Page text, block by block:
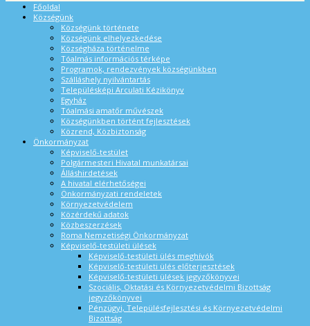
Főoldal
Községünk
Községünk története
Községünk elhelyezkedése
Községháza történelme
Tóalmás információs térképe
Programok, rendezvények községünkben
Szálláshely nyilvántartás
Településképi Arculati Kézikönyv
Egyház
Tóalmási amatőr művészek
Községünkben történt fejlesztések
Közrend, Közbiztonság
Önkormányzat
Képviselő-testület
Polgármesteri Hivatal munkatársai
Álláshirdetések
A hivatal elérhetőségei
Önkormányzati rendeletek
Környezetvédelem
Közérdekű adatok
Közbeszerzések
Roma Nemzetiségi Önkormányzat
Képviselő-testületi ülések
Képviselő-testületi ülés meghívók
Képviselő-testületi ülés előterjesztések
Képviselő-testületi ülések jegyzőkönyvei
Szociális, Oktatási és Környezetvédelmi Bizottság
jegyzőkönyvei
Pénzügyi, Településfejlesztési és Környezetvédelmi
Bizottság